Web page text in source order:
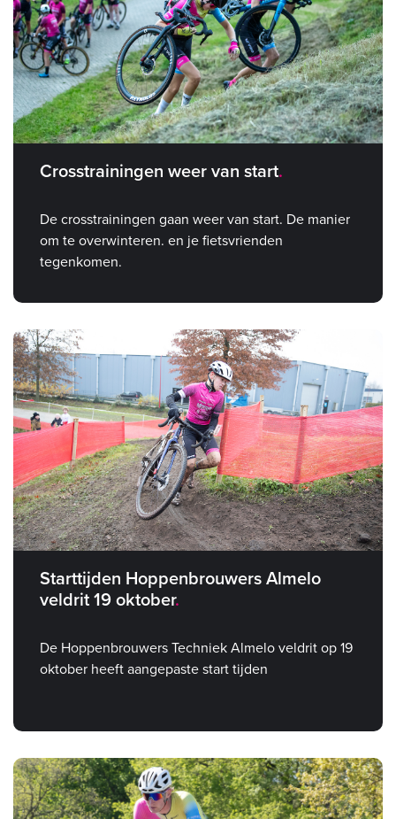
Crosstrainingen weer van start
De crosstrainingen gaan weer van start. De manier
om te overwinteren. en je fietsvrienden
tegenkomen.
Starttijden Hoppenbrouwers Almelo
veldrit 19 oktober
De Hoppenbrouwers Techniek Almelo veldrit op 19
oktober heeft aangepaste start tijden